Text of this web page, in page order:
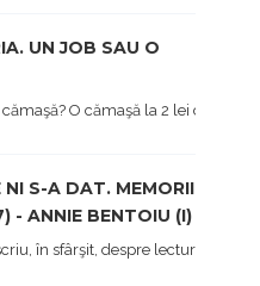
UN JOB SAU O
O cămaşă la 2 lei dau... -
NI S-A DAT. MEMORII
- ANNIE BENTOIU (I)
în sfârşit, despre lectura mea